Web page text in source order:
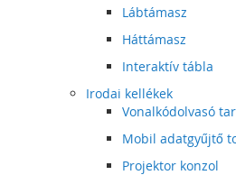
Lábtámasz
Háttámasz
Interaktív tábla
Irodai kellékek
Vonalkódolvasó
Mobil adatgyűjtő
Projektor konzol